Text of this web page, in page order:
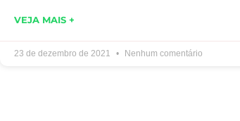
VEJA MAIS +
23 de dezembro de 2021 Nenhum comentário